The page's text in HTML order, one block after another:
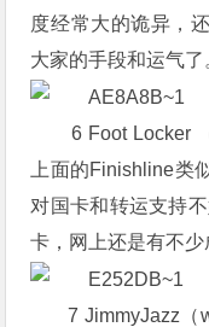
度经常大的诡异，
大家的手段和运气了
6 Foot Locker （
上面的Finishline类
对国卡和转运支持
卡，网上还是有不少
7 JimmyJazz（